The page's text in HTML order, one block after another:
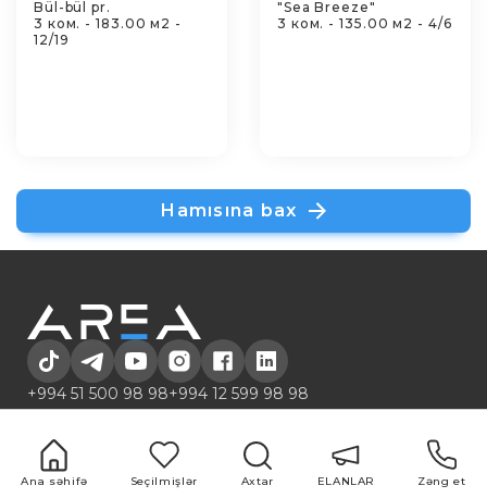
Ana səhifə Seçilmişlər Axtar ELANLAR Zəng et
Bül-bül pr.
3 ком. - 183.00 м2 -
12/19
"Sea Breeze"
3 ком. - 135.00 м2 - 4/6
Hamısına bax
+994 51 500 98 98+994 12 599 98 98
office@area.az
Azərbaycan, Bakı, Zərifə Əliyeva 55
ELANLAR
1 otaqlı
Xidmətlər
Alqı-satqı